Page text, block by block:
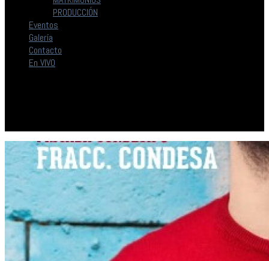
PRODUCCIÓN
Eventos
Galería
Contacto
En VIVO